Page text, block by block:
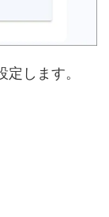
します。